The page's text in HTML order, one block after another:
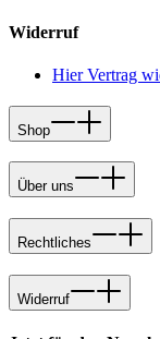
Widerruf
Hier Vertrag
Shop
Über uns
Rechtliches
Widerruf